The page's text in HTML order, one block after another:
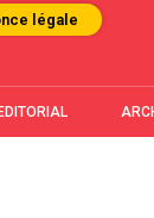
légale
EDITORIAL